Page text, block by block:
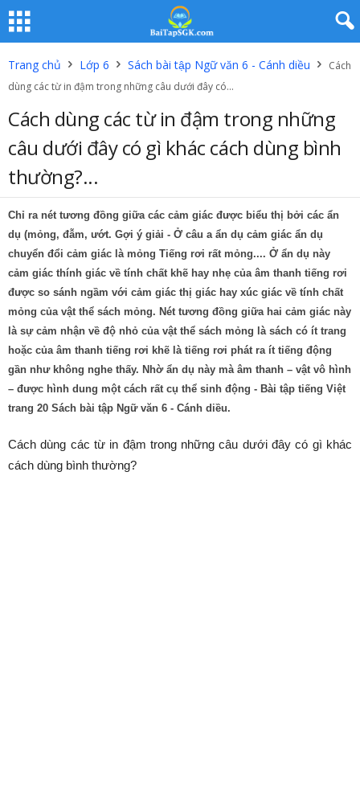
Trang chủ Lớp 6 Sách bài tập Ngữ văn 6 - Cánh diều
Cách
dùng các từ in đậm trong những câu dưới đây có...
Cách dùng các từ in đậm trong những
câu dưới đây có gì khác cách dùng bình
thường?...
Chỉ ra nét tương đồng giữa các cảm giác được biểu thị bởi các ẩn
dụ (mỏng, đẫm, ướt. Gợi ý giải - Ở câu a ẩn dụ cảm giác ẩn dụ
chuyển đổi cảm giác là mỏng Tiếng rơi rất mỏng.... Ở ẩn dụ này
cảm giác thính giác về tính chất khẽ hay nhẹ của âm thanh tiếng rơi
được so sánh ngầm với cảm giác thị giác hay xúc giác về tính chất
mỏng của vật thể sách mỏng. Nét tương đồng giữa hai cảm giác này
là sự cảm nhận về độ nhỏ của vật thể sách mỏng là sách có ít trang
hoặc của âm thanh tiếng rơi khẽ là tiếng rơi phát ra ít tiếng động
gần như không nghe thấy. Nhờ ẩn dụ này mà âm thanh – vật vô hình
– được hình dung một cách rất cụ thể sinh động - Bài tập tiếng Việt
trang 20 Sách bài tập Ngữ văn 6 - Cánh diều.
Cách dùng các từ in đậm trong những câu dưới đây có gì khác
cách dùng bình thường?